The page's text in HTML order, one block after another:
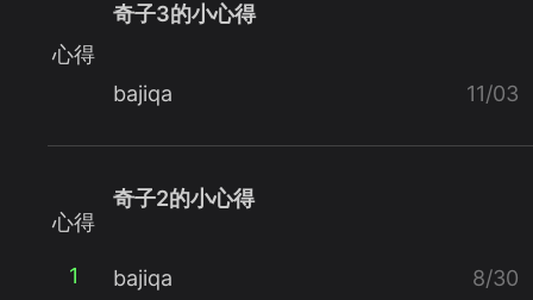
心得
奇子3的小心得
bajiqa 11/03
心得
1
奇子2的小心得
bajiqa 8/30